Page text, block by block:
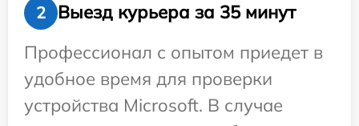
2
Выезд курьера за 35 минут
Профессионал с опытом приедет в
удобное время для проверки
устройства Microsoft. В случае